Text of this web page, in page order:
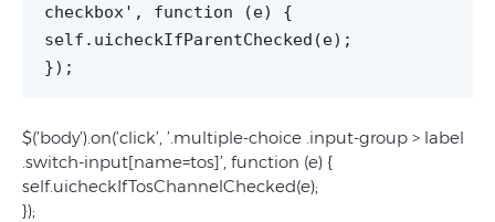
checkbox', function (e) {
self.uicheckIfParentChecked(e);
});
$(’body’).on(’click’, ’.multiple-choice .input-group > label
.switch-input[name=tos]’, function (e) {
self.uicheckIfTosChannelChecked(e);
});